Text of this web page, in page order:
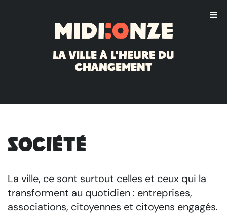
Midi:onze
La ville à l'heure du
changement
Société
La ville, ce sont surtout celles et ceux qui la
transforment au quotidien : entreprises,
associations, citoyennes et citoyens engagés.